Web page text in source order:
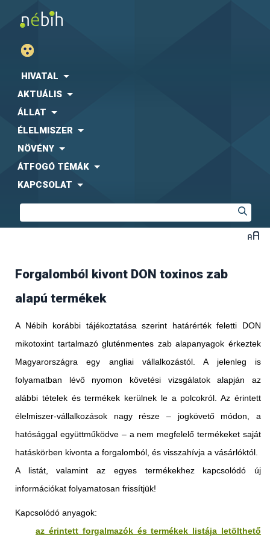
HIVATAL
AKTUÁLIS
ÁLLAT
ÉLELMISZER
NÖVÉNY
ÁTFOGÓ TÉMÁK
KAPCSOLAT
Forgalomból kivont DON toxinos zab
alapú termékek
A Nébih korábbi tájékoztatása szerint határérték feletti DON
mikotoxint tartalmazó gluténmentes zab alapanyagok érkeztek
Magyarországra egy angliai vállalkozástól. A jelenleg is
folyamatban lévő nyomon követési vizsgálatok alapján az
alábbi tételek és termékek kerülnek le a polcokról. Az érintett
élelmiszer-vállalkozások nagy része – jogkövető módon, a
hatósággal együttműködve – a nem megfelelő termékeket saját
hatáskörben kivonta a forgalomból, és visszahívja a vásárlóktól.
A listát, valamint az egyes termékekhez kapcsolódó új
információkat folyamatosan frissítjük!
Kapcsolódó anyagok:
az érintett forgalmazók és termékek listája letölthető